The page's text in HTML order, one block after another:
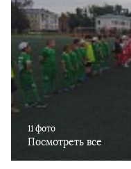
11 фото
Посмотреть все